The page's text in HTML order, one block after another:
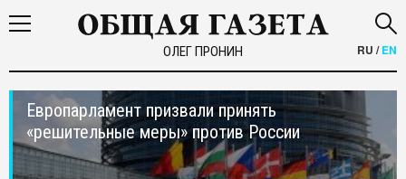
ОЛЕГ ПРОНИН RU /EN
Европарламент призвали принять
«решительные меры» против России